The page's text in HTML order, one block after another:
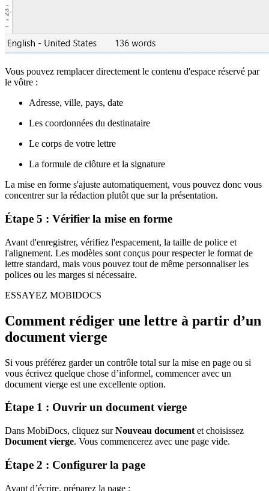
Vous pouvez remplacer directement le contenu d'espace réservé par
le vôtre :
Adresse, ville, pays, date
Les coordonnées du destinataire
Le corps de votre lettre
La formule de clôture et la signature
La mise en forme s'ajuste automatiquement, vous pouvez donc vous
concentrer sur la rédaction plutôt que sur la présentation.
Étape 5 : Vérifier la mise en forme
Avant d'enregistrer, vérifiez l'espacement, la taille de police et
l'alignement. Les modèles sont conçus pour respecter le format de
lettre standard, mais vous pouvez tout de même personnaliser les
polices ou les marges si nécessaire.
ESSAYEZ MOBIDOCS
Comment rédiger une lettre à partir d’un
document vierge
Si vous préférez garder un contrôle total sur la mise en page ou si
vous écrivez quelque chose d’informel, commencer avec un
document vierge est une excellente option.
Étape 1 : Ouvrir un document vierge
Dans MobiDocs, cliquez surNouveau document et choisissez
Document vierge. Vous commencerez avec une page vide.
Étape 2 : Configurer la page
Avant d’écrire, préparez la page :